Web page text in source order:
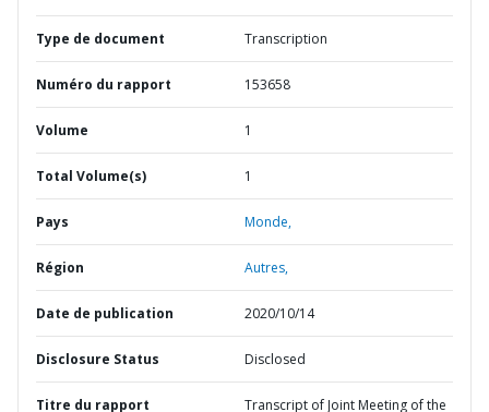
Type de document Transcription
Numéro du rapport 153658
Volume 1
Total Volume(s) 1
Pays Monde,
Région Autres,
Date de publication 2020/10/14
Disclosure Status Disclosed
Titre du rapport
Transcript of Joint Meeting of the